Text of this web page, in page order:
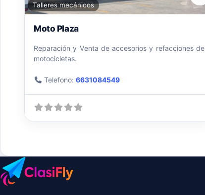
Talleres mecánicos
Moto Plaza
Reparación y Venta de accesorios y refacciones de
motocicletas.
Telefono:6631084549